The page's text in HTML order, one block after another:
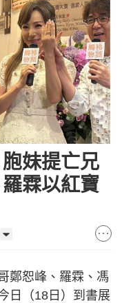
妹提亡兄
霖以紅寶
鄭恕峰、羅霖、馮
日（18日）到書展